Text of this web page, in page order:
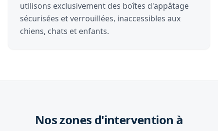
utilisons exclusivement des boîtes d'appâtage
sécurisées et verrouillées, inaccessibles aux
chiens, chats et enfants.
Nos zones d'intervention à